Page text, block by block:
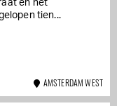
en het
tien...
AMSTERDAM WEST